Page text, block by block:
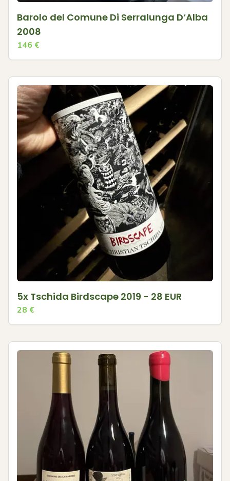
Barolo del Comune Di Serralunga D‘Alba
2008
146 €
5x Tschida Birdscape 2019 - 28 EUR
28 €